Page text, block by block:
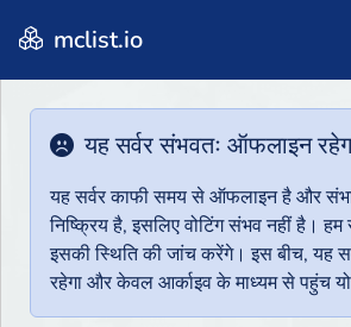
mclist.io
यह सर्वर संभवतः ऑफलाइन
यह सर्वर काफी समय से ऑफलाइन है और
निष्क्रिय है, इसलिए वोटिंग संभव नहीं है।
इसकी स्थिति की जांच करेंगे। इस बीच, यह
रहेगा और केवल आर्काइव के माध्यम से पहुंच